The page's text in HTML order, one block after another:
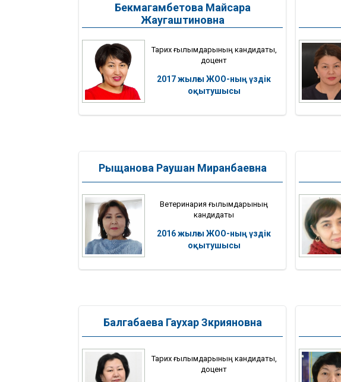
Бекмагамбетова Майсара
Жаугаштиновна
Тарих ғылымдарының кандидаты,
доцент
2017 жылғы ЖОО-ның үздік
оқытушысы
Рыщанова Раушан Миранбаевна
Ветеринария ғылымдарының
кандидаты
2016 жылғы ЖОО-ның үздік
оқытушысы
Балгабаева Гаухар Зкрияновна
Тарих ғылымдарының кандидаты,
доцент